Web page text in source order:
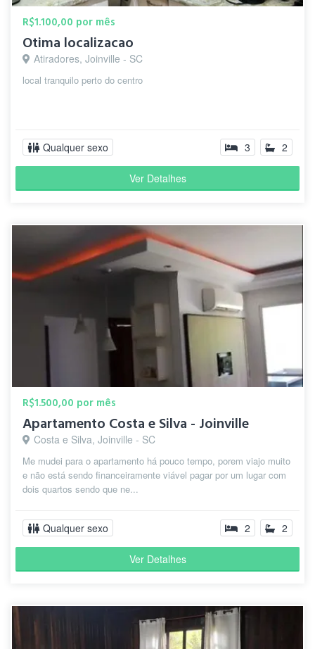
R$1.100,00 por mês
Otima localizacao
Atiradores, Joinville - SC
local tranquilo perto do centro
Qualquer sexo 3 2
Ver Detalhes
R$1.500,00 por mês
Apartamento Costa e Silva - Joinville
Costa e Silva, Joinville - SC
Me mudei para o apartamento há pouco tempo, porem viajo muito
e não está sendo financeiramente viável pagar por um lugar com
dois quartos sendo que ne...
Qualquer sexo 2 2
Ver Detalhes